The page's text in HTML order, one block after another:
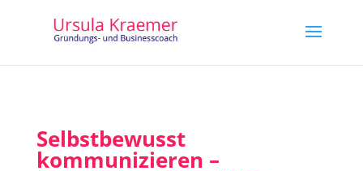
Selbstbewusst
kommunizieren –